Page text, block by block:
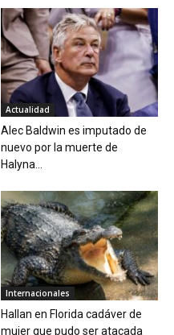
Actualidad
Alec Baldwin es imputado de
nuevo por la muerte de
Halyna...
Internacionales
Hallan en Florida cadáver de
mujer que pudo ser atacada